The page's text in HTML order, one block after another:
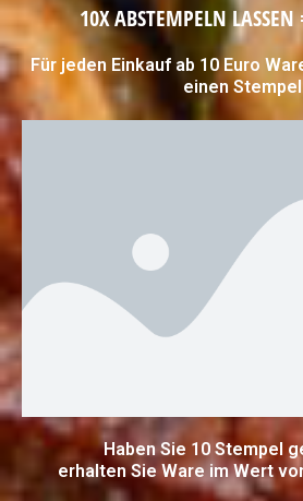
10X ABSTEMPELN
Für jeden Einkauf ab 10 Euro
einen
Haben Sie 10 Stempel
erhalten Sie Ware im Wert